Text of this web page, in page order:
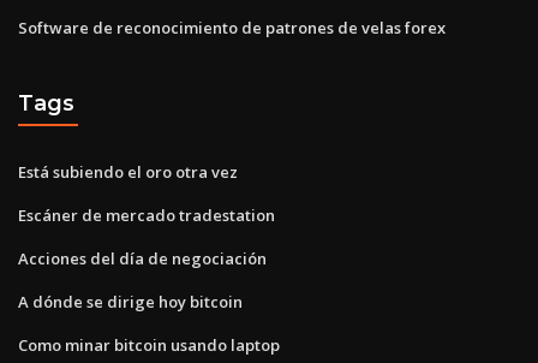
Software de reconocimiento de patrones de velas forex
Tags
Está subiendo el oro otra vez
Escáner de mercado tradestation
Acciones del día de negociación
A dónde se dirige hoy bitcoin
Como minar bitcoin usando laptop